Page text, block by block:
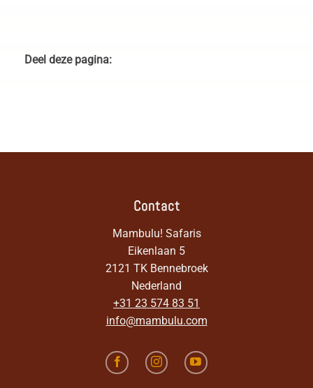
Deel deze pagina:
Contact
Mambulu! Safaris
Eikenlaan 5
2121 TK Bennebroek
Nederland
+31 23 574 83 51
info@mambulu.com